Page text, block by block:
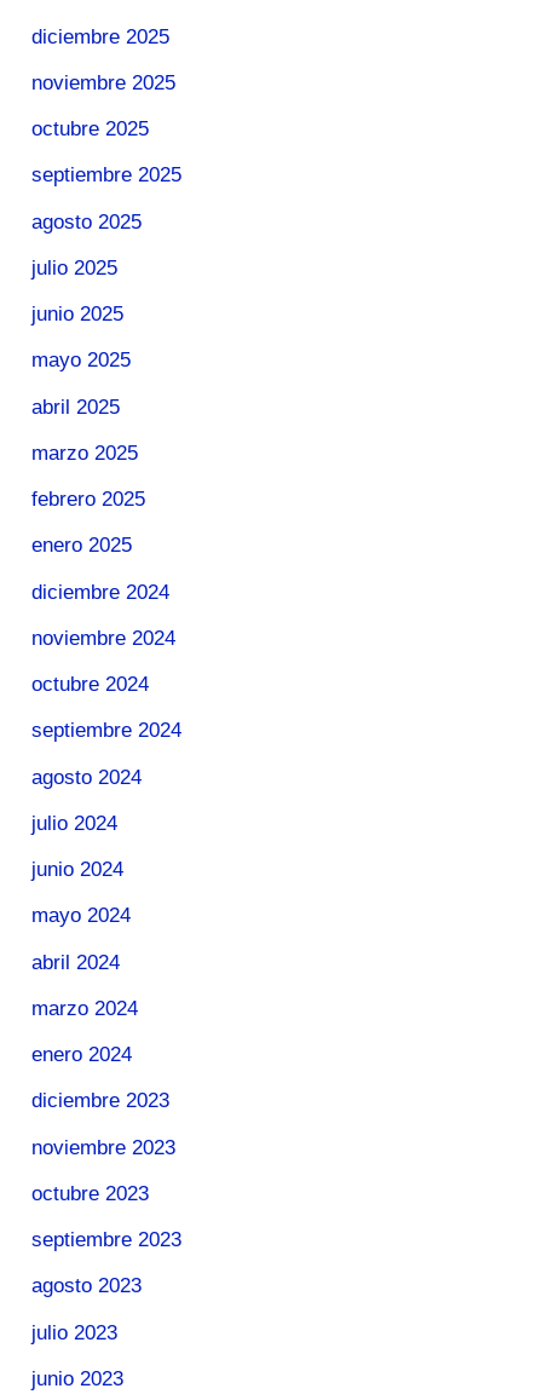
diciembre 2025
noviembre 2025
octubre 2025
septiembre 2025
agosto 2025
julio 2025
junio 2025
mayo 2025
abril 2025
marzo 2025
febrero 2025
enero 2025
diciembre 2024
noviembre 2024
octubre 2024
septiembre 2024
agosto 2024
julio 2024
junio 2024
mayo 2024
abril 2024
marzo 2024
enero 2024
diciembre 2023
noviembre 2023
octubre 2023
septiembre 2023
agosto 2023
julio 2023
junio 2023